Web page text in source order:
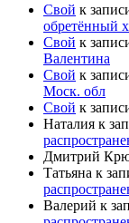
Свой к
обретённый
Свой к
Валентина
Свой к
Моск. обл
Свой к
Наталия к
Дмитрий
Татьяна к
Валерий к